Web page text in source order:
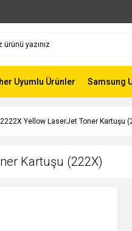
Uyumlu Ürünler Samsung
Yellow LaserJet Toner Kartuşu
Kartuşu (222X)